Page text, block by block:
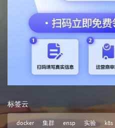
标签云
docker 集群 ensp 实验 k8s